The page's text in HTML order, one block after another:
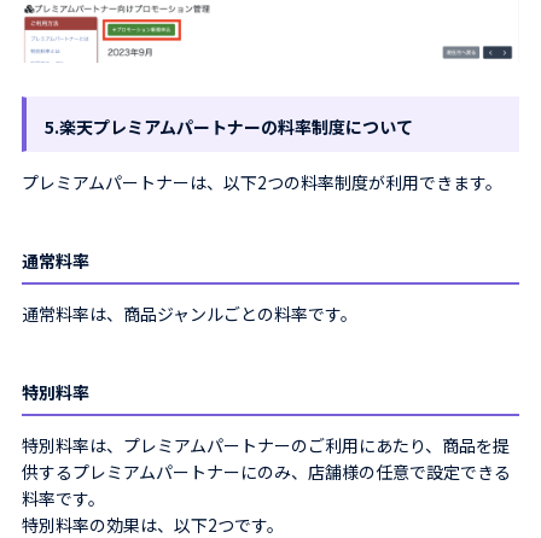
5.楽天プレミアムパートナーの料率制度について
プレミアムパートナーは、以下2つの料率制度が利用できます。
通常料率
通常料率は、商品ジャンルごとの料率です。
特別料率
特別料率は、プレミアムパートナーのご利用にあたり、商品を提
供するプレミアムパートナーにのみ、店舗様の任意で設定できる
料率です。
特別料率の効果は、以下2つです。